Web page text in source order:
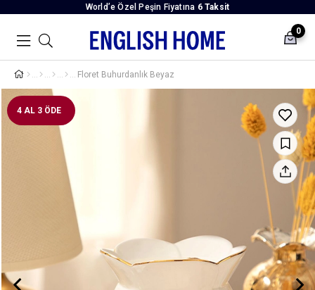
World’e Özel Peşin Fiyatına 6 Taksit
0
Floret Buhurdanlık Beyaz
4 AL 3 ÖDE